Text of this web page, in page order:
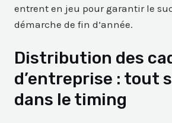
entrent en jeu pour garantir le
démarche de fin d’année.
Distribution des
d’entreprise : tout
dans le timing